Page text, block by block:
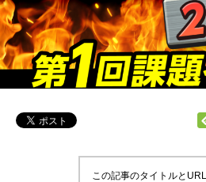
この記事のタイトルと